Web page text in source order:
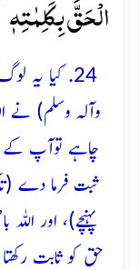
الۡحَقَّ بِکَلِمٰتِہٖ
24. کیا یہ
وآلہ وسلم) نے
چاہے توآپ کے
ثبت فرما دے
پہنچے)، اور
حق کو ثابت